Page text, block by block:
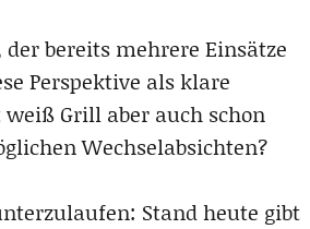
bereits mehrere Einsätze
Perspektive als klare
Grill aber auch schon
Wechselabsichten?
Stand heute gibt